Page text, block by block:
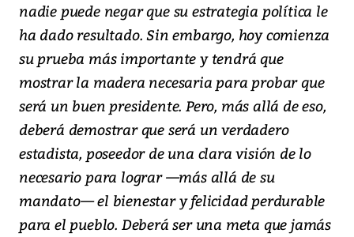
nadie puede negar que su estrategia política le
ha dado resultado. Sin embargo, hoy comienza
su prueba más importante y tendrá que
mostrar la madera necesaria para probar que
será un buen presidente. Pero, más allá de eso,
deberá demostrar que será un verdadero
estadista, poseedor de una clara visión de lo
necesario para lograr —más allá de su
mandato— el bienestar y felicidad perdurable
para el pueblo. Deberá ser una meta que jamás